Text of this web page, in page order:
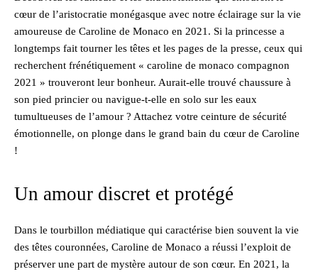
cœur de l’aristocratie monégasque avec notre éclairage sur la vie
amoureuse de Caroline de Monaco en 2021. Si la princesse a
longtemps fait tourner les têtes et les pages de la presse, ceux qui
recherchent frénétiquement « caroline de monaco compagnon
2021 » trouveront leur bonheur. Aurait-elle trouvé chaussure à
son pied princier ou navigue-t-elle en solo sur les eaux
tumultueuses de l’amour ? Attachez votre ceinture de sécurité
émotionnelle, on plonge dans le grand bain du cœur de Caroline
!
Un amour discret et protégé
Dans le tourbillon médiatique qui caractérise bien souvent la vie
des têtes couronnées, Caroline de Monaco a réussi l’exploit de
préserver une part de mystère autour de son cœur. En 2021, la